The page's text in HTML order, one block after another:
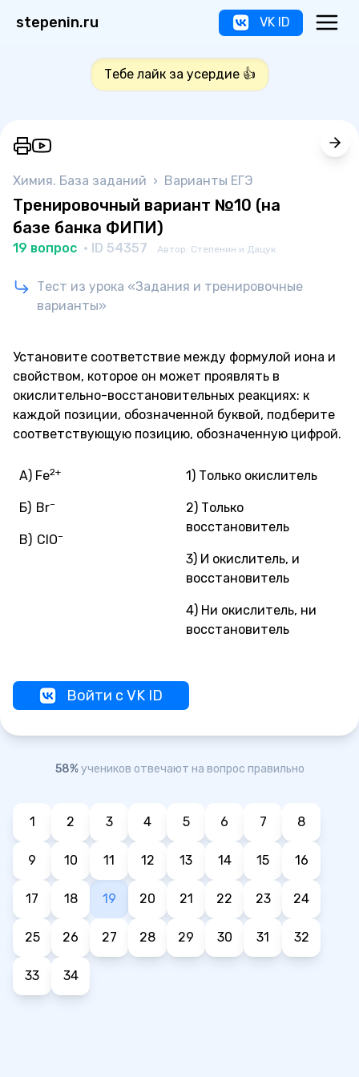
stepenin.ru VK ID
Тебе лайк за усердие 👍
Химия. База заданий › Варианты ЕГЭ
Тренировочный вариант №10 (на
базе банка ФИПИ)
19 вопрос · ID 54357 Автор: Степенин и Дацук
Тест из урока «Задания и тренировочные
варианты»
Установите соответствие между формулой иона и
свойством, которое он может проявлять в
окислительно-восстановительных реакциях: к
каждой позиции, обозначенной буквой, подберите
соответствующую позицию, обозначенную цифрой.
А) Fe2+
Б) Br–
В) ClO–
1) Только окислитель
2) Только
восстановитель
3) И окислитель, и
восстановитель
4) Ни окислитель, ни
восстановитель
Войти с VK ID
58%учеников отвечают на вопрос правильно
1 2 3 4 5 6 7 8
9 10 11 12 13 14 15 16
17 18 19 20 21 22 23 24
25 26 27 28 29 30 31 32
33 34